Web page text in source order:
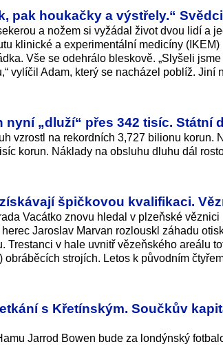
pak houkačky a výstřely.“
a nožem si vyžádal život dvou lidí a
klinické a experimentální medicíny
Vše se odehrálo bleskově. „Slyšeli
vylíčil Adam, který se nacházel poblíž. Jiní
nyní „dluží“ přes 342 tisíc. Státní
vzrostl na rekordních 3,727 bilionu korun.
korun. Náklady na obsluhu dluhu dál
špičkovou kvalifikaci.
Vacátko znovu hledal v plzeňské
Jaroslav Marvan rozlouskl záhadu
Trestanci v hale uvnitř vězeňského areálu
obráběcích strojích. Letos k původním
s Křetínským. Součkův
Jarrod Bowen bude za londýnský